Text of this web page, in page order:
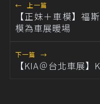
← 上一篇
【正妹＋車模】福
模為車展暖場
下一篇 →
【KIA＠台北車展